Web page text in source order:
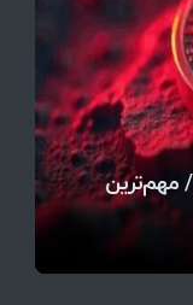
اهمیت دارد؟
/ مهم‌ترین
سبز شد
قیمت تتر، بیت‌کوین و اتریوم امروز دوشنبه ۵ مرداد
همه‌چیز
رقابت پنهان دولت‌ها بر سر بیت‌کوین/ ۱۰ کشور برتر
فاز تازه شد
میلیاردی روی
میلیاردها